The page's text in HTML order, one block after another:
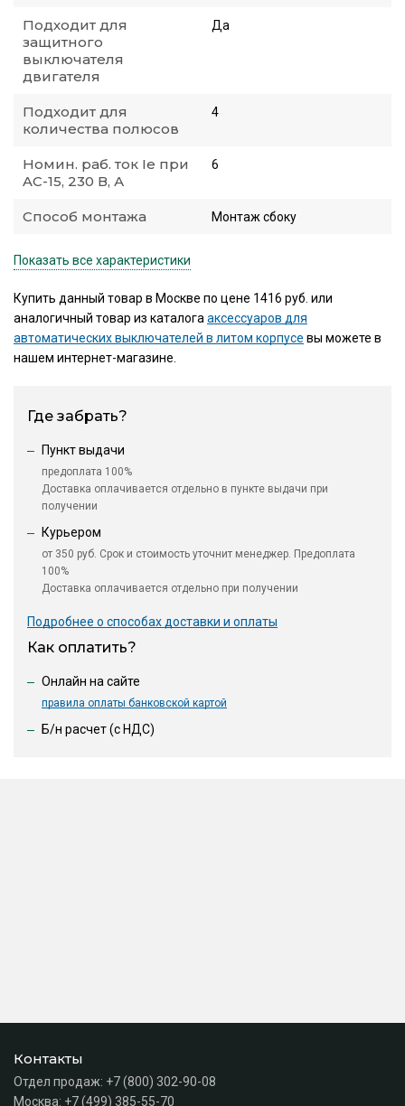
Подходит для
защитного
выключателя
двигателя
Да
Подходит для
количества полюсов
4
Номин. раб. ток Ie при
AC-15, 230 В, А
6
Способ монтажа Монтаж сбоку
Показать все характеристики
Купить данный товар в Москве по цене 1416 руб. или
аналогичный товар из каталогааксессуаров для
автоматических выключателей в литом корпусе вы можете в
нашем интернет-магазине.
Где забрать?
Пункт выдачи
предоплата 100%
Доставка оплачивается отдельно в пункте выдачи при
получении
Курьером
от 350 руб. Срок и стоимость уточнит менеджер. Предоплата
100%
Доставка оплачивается отдельно при получении
Подробнее о способах доставки и оплаты
Как оплатить?
Онлайн на сайте
правила оплаты банковской картой
Б/н расчет (c НДС)
Контакты
Отдел продаж: +7 (800) 302-90-08
Москва: +7 (499) 385-55-70